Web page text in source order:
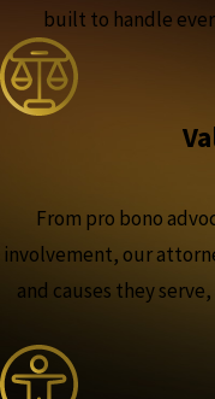
built to handle
From pro bono
involvement, our
and causes they